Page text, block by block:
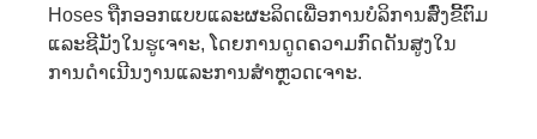
Hoses ຖືກອອກແບບແລະຜະລິດເພື່ອການບໍລິການສົ່ງຂີ້ຕົມ
ແລະຊີມັງໃນຮູເຈາະ, ໂດຍການດູດຄວາມກົດດັນສູງໃນ
ການດໍາເນີນງານແລະການສໍາຫຼວດເຈາະ.